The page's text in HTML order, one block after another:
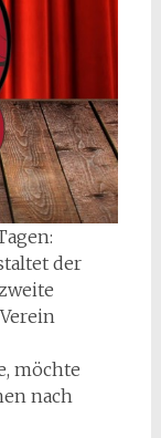
der
möchte
nach